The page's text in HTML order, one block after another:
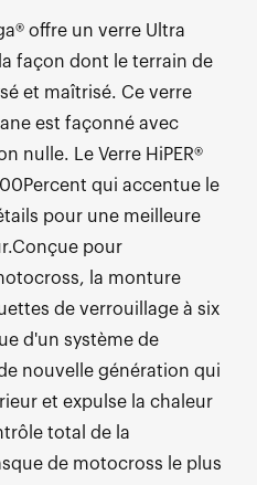
offre un verre Ultra
façon dont le terrain de
et maîtrisé. Ce verre
est façonné avec
nulle. Le Verre HiPER®
qui accentue le
pour une meilleure
pour
la monture
de verrouillage à six
d'un système de
nouvelle génération qui
et expulse la chaleur
total de la
de motocross le plus